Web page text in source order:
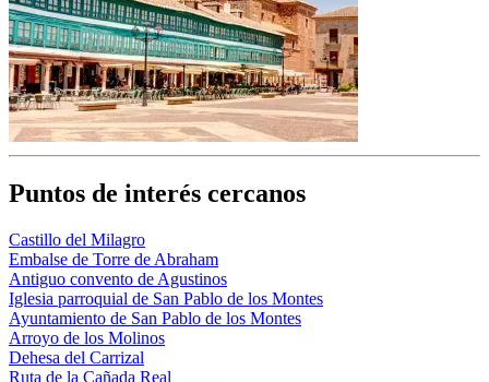
Puntos de interés cercanos
Castillo del Milagro
Embalse de Torre de Abraham
Antiguo convento de Agustinos
Iglesia parroquial de San Pablo de los Montes
Ayuntamiento de San Pablo de los Montes
Arroyo de los Molinos
Dehesa del Carrizal
Ruta de la Cañada Real